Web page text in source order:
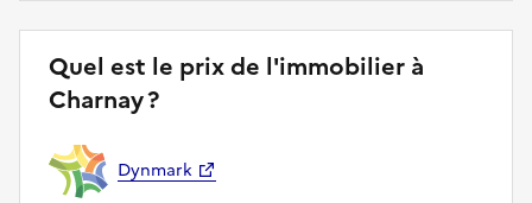
Quel est le prix de l'immobilier à
Charnay ?
Dynmark